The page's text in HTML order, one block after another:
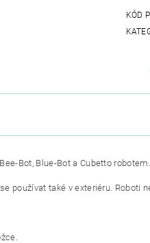
KÓD
Bot, Blue-Bot a Cubetto robotem.
používat také v exteriéru. Roboti